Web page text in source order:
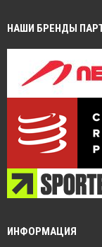
НАШИ БРЕНДЫ
ИНФОРМАЦИЯ